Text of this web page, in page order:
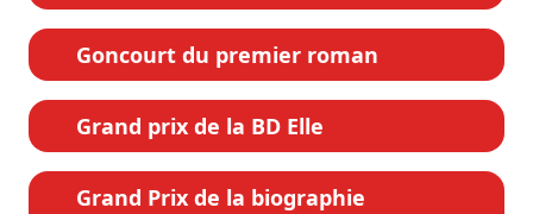
Goncourt du premier roman
Grand prix de la BD Elle
Grand Prix de la biographie